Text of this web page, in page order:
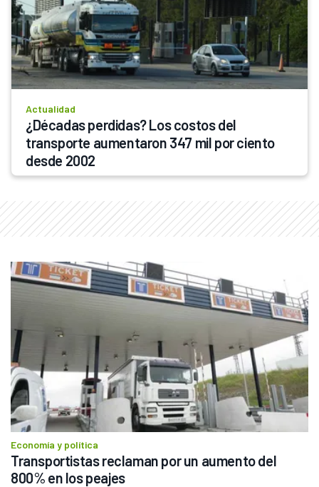
Actualidad
¿Décadas perdidas? Los costos del
transporte aumentaron 347 mil por ciento
desde 2002
Economía y política
Transportistas reclaman por un aumento del
800% en los peajes